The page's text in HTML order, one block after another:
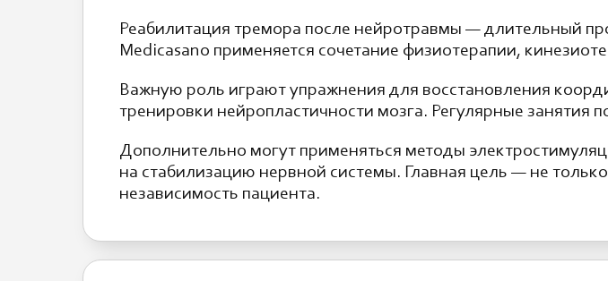
Реабилитация тремора после нейротравмы — длительный
Medicasano применяется сочетание физиотерапии,
Важную роль играют упражнения для восстановления
тренировки нейропластичности мозга. Регулярные
Дополнительно могут применяться методы
на стабилизацию нервной системы. Главная цель — не
независимость пациента.